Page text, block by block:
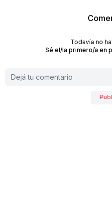
Todavía no
Sé el/la primero/a en